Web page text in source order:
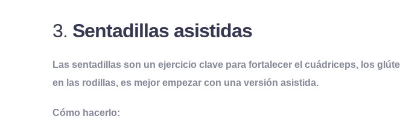
3. Sentadillas asistidas
Las sentadillas son un ejercicio clave para fortalecer el cuádriceps, los
en las rodillas, es mejor empezar con una versión asistida.
Cómo hacerlo: